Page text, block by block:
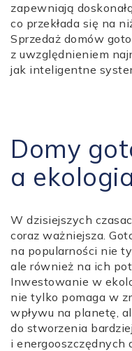
zapewniają
co przekłada się na
Sprzedaż domów
z uwzględnieniem
jak inteligentne
Domy
a
W dzisiejszych
coraz ważniejsza.
na popularności nie
ale również na ich
Inwestowanie w
nie tylko pomaga w
wpływu na planetę,
do stworzenia
i energooszczędnych